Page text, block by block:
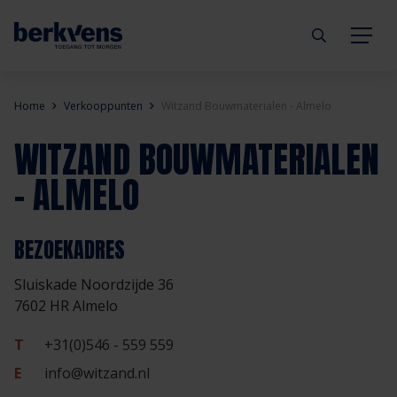
Deuren
Kozijnen
Hang- & sluitwerk
Diensten
Technische documentatie
Eengezinswoning
Meergezinswoning
Utiliteitsgebouw
Prefab woning
Aannemer
Architect
Projectontwikkelaar
Handelspartner
Inbraakwerend
Brandwerend
Geluidwerend
Rookwerend
Duurzaamheid
mijndeur.nl
Webshop
Inspiratie
Verkooppunten
Veelgestelde vragen
Blog
Organisatie
Duurzaamheid
GND Garantiedeuren
Werken bij Berkvens
Home Verkooppunten Witzand Bouwmaterialen - Almelo
WITZAND BOUWMATERIALEN
- ALMELO
BEZOEKADRES
Sluiskade Noordzijde 36
7602 HR Almelo
T
+31(0)546 - 559 559
E
info@witzand.nl